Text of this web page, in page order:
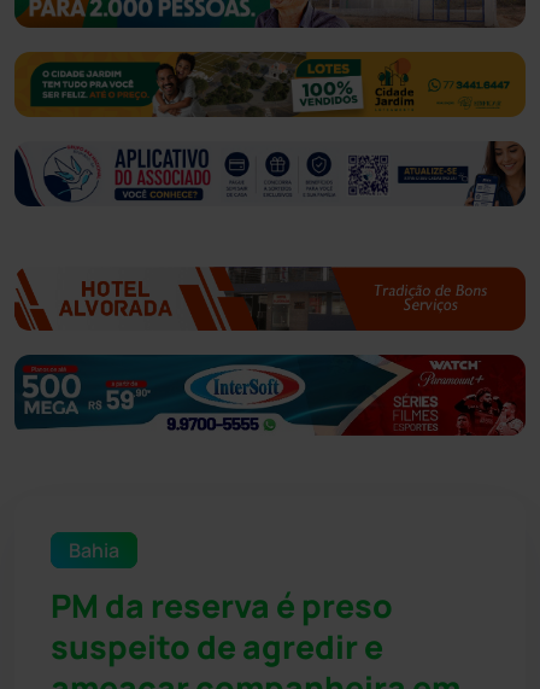
Bahia
PM da reserva é preso
suspeito de agredir e